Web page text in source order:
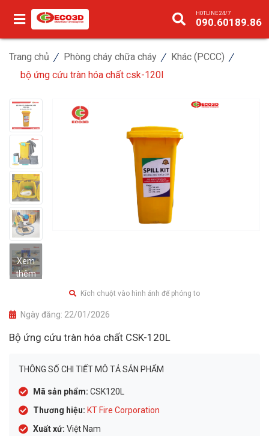
HOTLINE 24/7
090.60189.86
Trang chủ Phòng cháy chữa cháy
Khác (PCCC)
bộ ứng cứu tràn hóa chất csk-120l
Xem
thêm
Kích chuột vào hình ảnh để phóng to
Ngày đăng: 22/01/2026
Bộ ứng cứu tràn hóa chất CSK-120L
THÔNG SỐ CHI TIẾT MÔ TẢ SẢN PHẨM
Mã sản phẩm: CSK120L
Thương hiệu: KT Fire Corporation
Xuất xứ: Việt Nam